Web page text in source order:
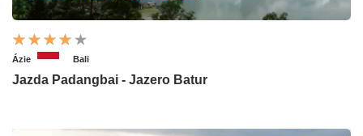
Ázie Bali
Jazda Padangbai - Jazero Batur